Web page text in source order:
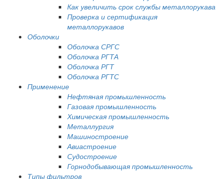
Как увеличить срок службы металлорукава
Проверка и сертификация
металлорукавов
Оболочки
Оболочка СРГС
Оболочка РГТА
Оболочка РГТ
Оболочка РГТС
Применение
Нефтяная промышленность
Газовая промышленность
Химическая промышленность
Металлургия
Машиностроение
Авиастроение
Судостроение
Горнодобывающая промышленность
Типы фильтров